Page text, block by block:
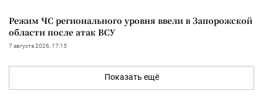
Режим ЧС регионального уровня ввели в Запорожской
области после атак ВСУ
7 августа 2026, 17:15
Показать ещё